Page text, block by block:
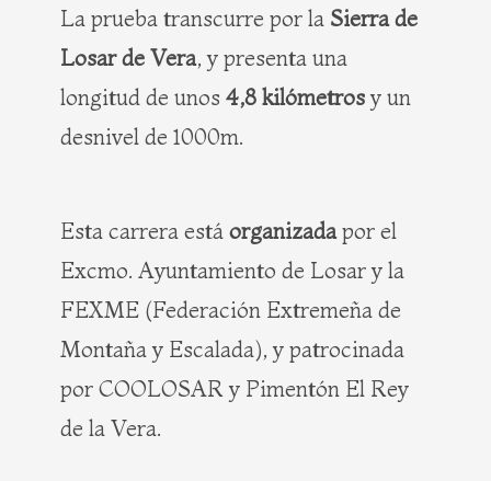
La prueba transcurre por la Sierra de
Losar de Vera, y presenta una
longitud de unos 4,8 kilómetros y un
desnivel de 1000m.
Esta carrera está organizadapor el
Excmo. Ayuntamiento de Losar y la
FEXME (Federación Extremeña de
Montaña y Escalada), y patrocinada
por COOLOSAR y Pimentón El Rey
de la Vera.